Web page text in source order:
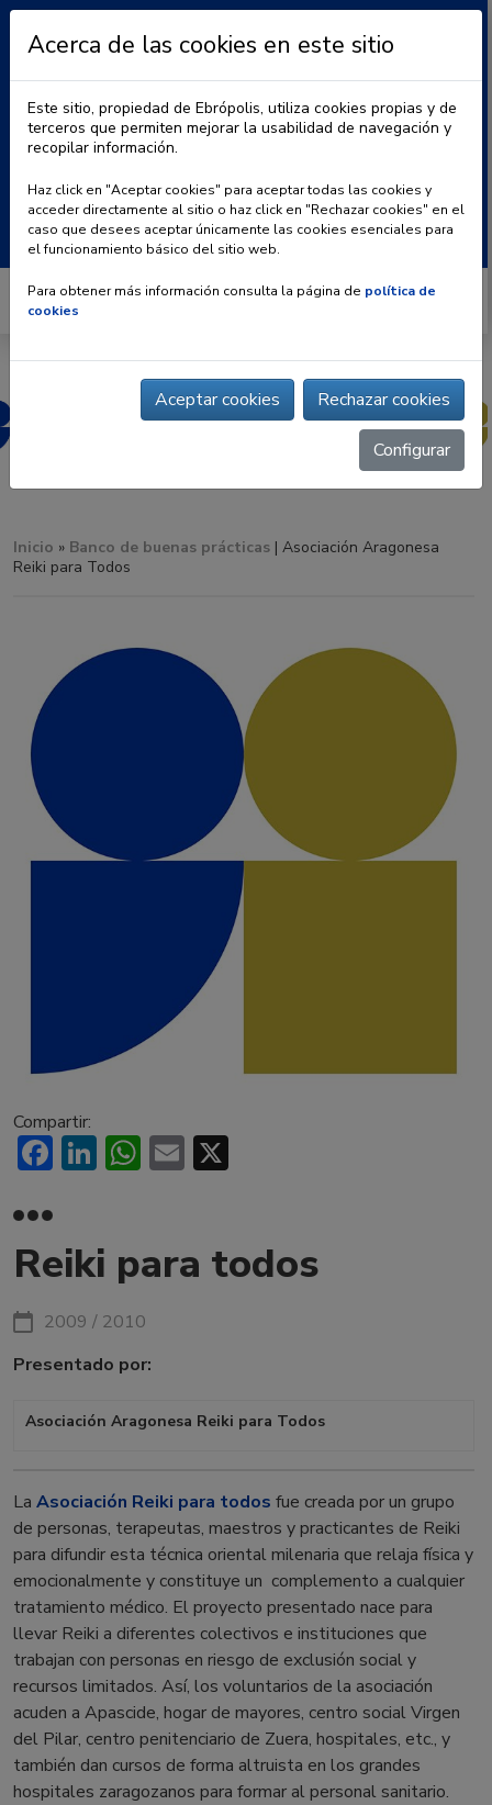
BLOG | CONTACTO
Buscar:
Inicio » Banco de buenas prácticas | Asociación Aragonesa
Reiki para Todos
Compartir:
Facebook
LinkedIn
WhatsApp
Email
Reiki para todos
2009 / 2010
Presentado por:
Asociación Aragonesa Reiki para Todos
La Asociación Reiki para todos fue creada por un grupo
de personas, terapeutas, maestros y practicantes de Reiki
para difundir esta técnica oriental milenaria que relaja física y
emocionalmente y constituye un complemento a cualquier
tratamiento médico. El proyecto presentado nace para
llevar Reiki a diferentes colectivos e instituciones que
trabajan con personas en riesgo de exclusión social y
recursos limitados. Así, los voluntarios de la asociación
acuden a Apascide, hogar de mayores, centro social Virgen
del Pilar, centro penitenciario de Zuera, hospitales, etc., y
también dan cursos de forma altruista en los grandes
hospitales zaragozanos para formar al personal sanitario.
Acerca de las cookies en este sitio
Este sitio, propiedad de Ebrópolis, utiliza cookies propias y de
terceros que permiten mejorar la usabilidad de navegación y
recopilar información.
Haz click en "Aceptar cookies" para aceptar todas las cookies y
acceder directamente al sitio o haz click en "Rechazar cookies" en el
caso que desees aceptar únicamente las cookies esenciales para
el funcionamiento básico del sitio web.
Para obtener más información consulta la página de política de
cookies
Aceptar cookies Rechazar cookies
Configurar